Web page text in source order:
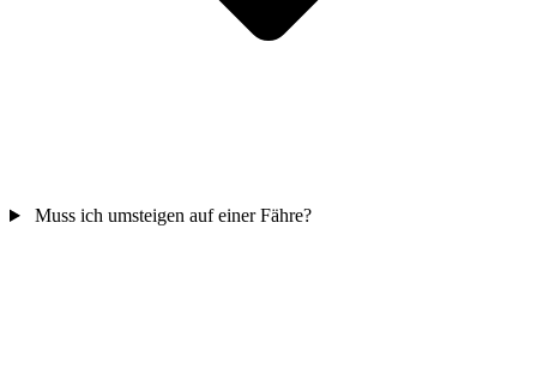
Muss ich umsteigen auf einer Fähre?